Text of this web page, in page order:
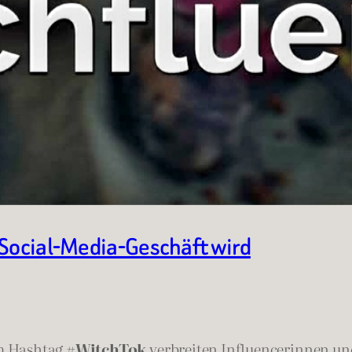
Media-Geschäft wird